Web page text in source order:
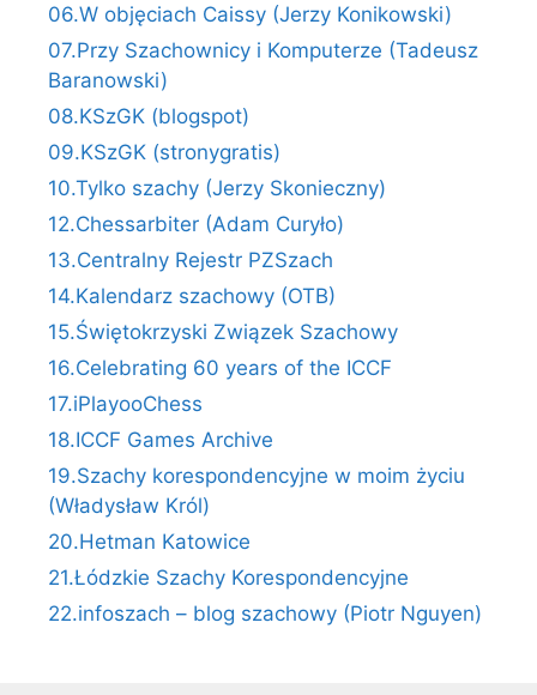
06.W objęciach Caissy (Jerzy Konikowski)
07.Przy Szachownicy i Komputerze (Tadeusz
Baranowski)
08.KSzGK (blogspot)
09.KSzGK (stronygratis)
10.Tylko szachy (Jerzy Skonieczny)
12.Chessarbiter (Adam Curyło)
13.Centralny Rejestr PZSzach
14.Kalendarz szachowy (OTB)
15.Świętokrzyski Związek Szachowy
16.Celebrating 60 years of the ICCF
17.iPlayooChess
18.ICCF Games Archive
19.Szachy korespondencyjne w moim życiu
(Władysław Król)
20.Hetman Katowice
21.Łódzkie Szachy Korespondencyjne
22.infoszach – blog szachowy (Piotr Nguyen)